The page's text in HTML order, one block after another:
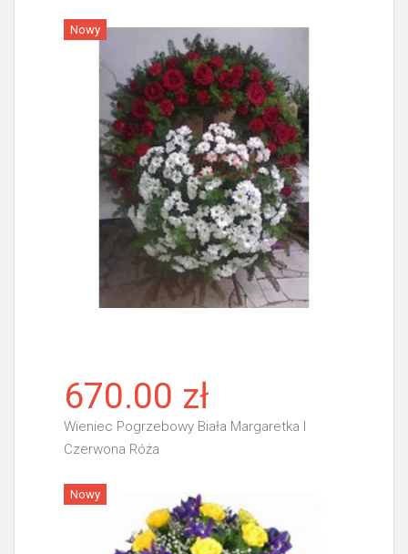
Nowy
670.00 zł
Wieniec Pogrzebowy Biała Margaretka I
Czerwona Róża
Więcej
Nowy